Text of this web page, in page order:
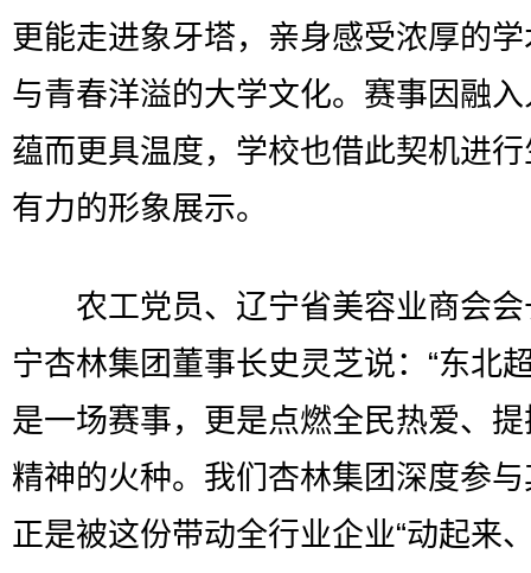
更能走进象牙塔，亲身感受浓厚的
与青春洋溢的大学文化。赛事因融
蕴而更具温度，学校也借此契机进
有力的形象展示。
农工党员、辽宁省美容业商会会
宁杏林集团董事长史灵芝说：“东北
是一场赛事，更是点燃全民热爱、
精神的火种。我们杏林集团深度参
正是被这份带动全行业企业“动起来